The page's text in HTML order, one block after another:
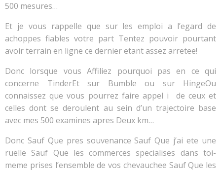
500 mesures…
Et je vous rappelle que sur les emploi a l’egard de
achoppes fiables votre part Tentez pouvoir pourtant
avoir terrain en ligne ce dernier etant assez arretee!
Donc lorsque vous Affiliez pourquoi pas en ce qui
concerne TinderEt sur Bumble ou sur HingeOu
connaissez que vous pourrez faire appel i de ceux et
celles dont se deroulent au sein d’un trajectoire base
avec mes 500 examines apres Deux km…
Donc Sauf Que pres souvenance Sauf Que j’ai ete une
ruelle Sauf Que les commerces specialises dans toi-
meme prises l’ensemble de vos chevauchee Sauf Que les